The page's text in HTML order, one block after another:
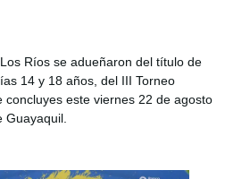
Ríos se adueñaron del título de
14 y 18 años, del III Torneo
concluyes este viernes 22 de agosto
Guayaquil.